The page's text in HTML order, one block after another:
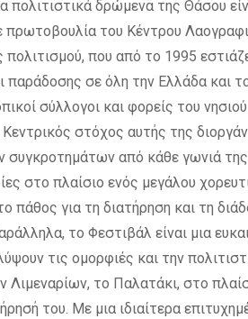
πολιτιστικά δρώμενα της Θάσου
πρωτοβουλία του Κέντρου
πολιτισμού, που από το 1995
παράδοσης σε όλη την Ελλάδα και
σύλλογοι και φορείς του
στόχος αυτής της
συγκροτημάτων από κάθε γωνιά
στο πλαίσιο ενός μεγάλου
πάθος για τη διατήρηση και τη
το Φεστιβάλ είναι μια
τις ομορφιές και την
Λιμεναρίων, το Παλατάκι, στο
του. Με μια ιδιαίτερα